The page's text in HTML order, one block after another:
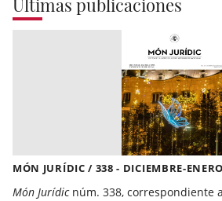
Últimas publicaciones
MÓN JURÍDIC / 338 - DICIEMBRE-
Món Jurídicnúm. 338, correspondiente